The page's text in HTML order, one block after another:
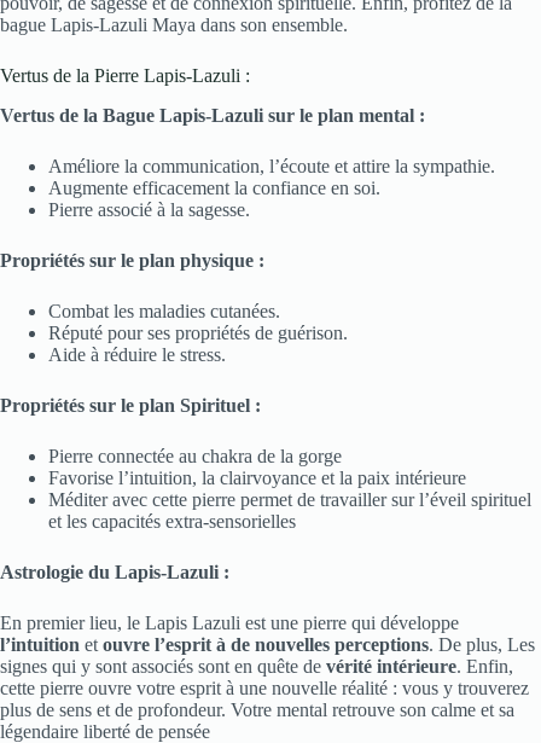
bague Lapis-Lazuli Maya dans son ensemble.
Vertus de la Pierre Lapis-Lazuli :
Vertus de la Bague Lapis-Lazuli sur le plan mental :
Améliore la communication, l’écoute et attire la sympathie.
Augmente efficacement la confiance en soi.
Pierre associé à la sagesse.
Propriétés sur le plan physique :
Combat les maladies cutanées.
Réputé pour ses propriétés de guérison.
Aide à réduire le stress.
Propriétés sur le plan Spirituel :
Pierre connectée au chakra de la gorge
Favorise l’intuition, la clairvoyance et la paix intérieure
Méditer avec cette pierre permet de travailler sur l’éveil spirituel
et les capacités extra-sensorielles
Astrologie du Lapis-Lazuli :
En premier lieu, le Lapis Lazuli est une pierre qui développe
l’intuition et ouvre l’esprit à de nouvelles perceptions. De plus, Les
signes qui y sont associés sont en quête de vérité intérieure. Enfin,
cette pierre ouvre votre esprit à une nouvelle réalité : vous y trouverez
plus de sens et de profondeur. Votre mental retrouve son calme et sa
légendaire liberté de pensée